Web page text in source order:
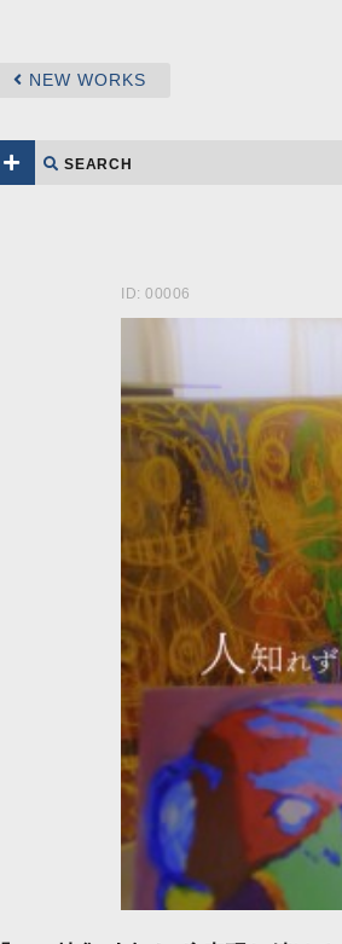
NEW WORKS
SEARCH
ID: 00006